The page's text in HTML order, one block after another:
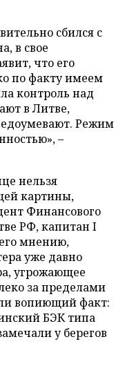
сбился с
в свое
что его
по факту имеем
контроль над
в Литве,
Режим
–
нельзя
картины,
Финансового
РФ, капитан I
мнению,
уже давно
угрожающее
за пределами
вопиющий факт:
БЭК типа
у берегов